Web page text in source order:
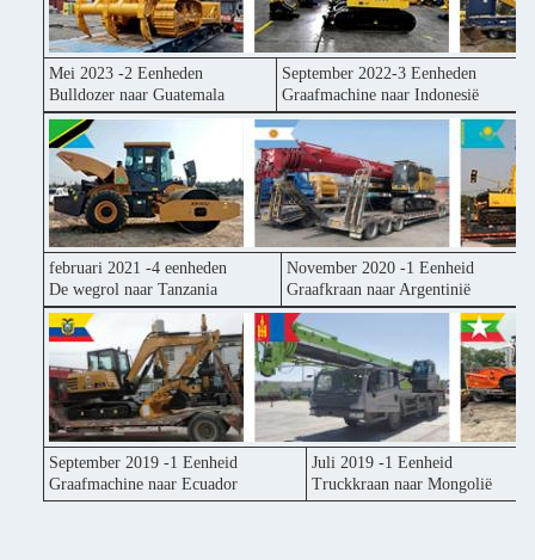
Mei 2023 -2 Eenheden
Bulldozer naar Guatemala
September 2022-3 Eenheden
Graafmachine naar Indonesië
februari 2021 -4 eenheden
De wegrol naar Tanzania
November 2020 -1 Eenheid
Graafkraan naar Argentinië
September 2019 -1 Eenheid
Graafmachine naar Ecuador
Juli 2019 -1 Eenheid
Truckkraan naar Mongolië